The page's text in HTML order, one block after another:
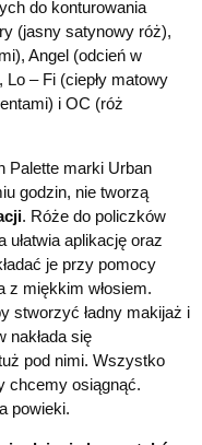
do konturowania
(jasny satynowy róż),
Angel (odcień w
– Fi (ciepły matowy
i OC (róż
Palette marki Urban
godzin, nie tworzą
. Róże do policzków
aplikację oraz
je przy pomocy
z miękkim włosiem.
stworzyć ładny makijaż i
nakłada się
pod nimi. Wszystko
chcemy osiągnąć.
powieki.